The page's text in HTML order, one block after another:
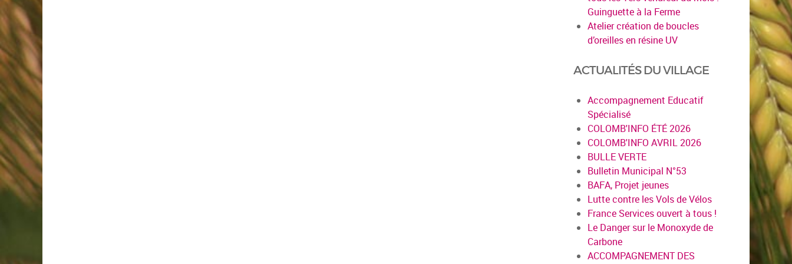
Guinguette à la Ferme
Atelier création de boucles
d’oreilles en résine UV
ACTUALITÉS DU VILLAGE
Accompagnement Educatif
Spécialisé
COLOMB'INFO ÉTÉ 2026
COLOMB'INFO AVRIL 2026
BULLE VERTE
Bulletin Municipal N°53
BAFA, Projet jeunes
Lutte contre les Vols de Vélos
France Services ouvert à tous !
Le Danger sur le Monoxyde de
Carbone
ACCOMPAGNEMENT DES